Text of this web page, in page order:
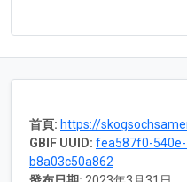
首頁: https://
GBIF UUID: fea587f0-
b8a03c50a862